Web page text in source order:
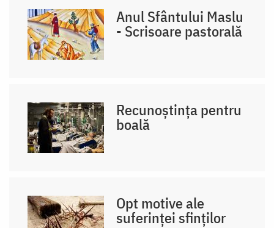
Anul Sfântului Maslu
- Scrisoare pastorală
Recunoștința pentru
boală
Opt motive ale
suferinței sfinților